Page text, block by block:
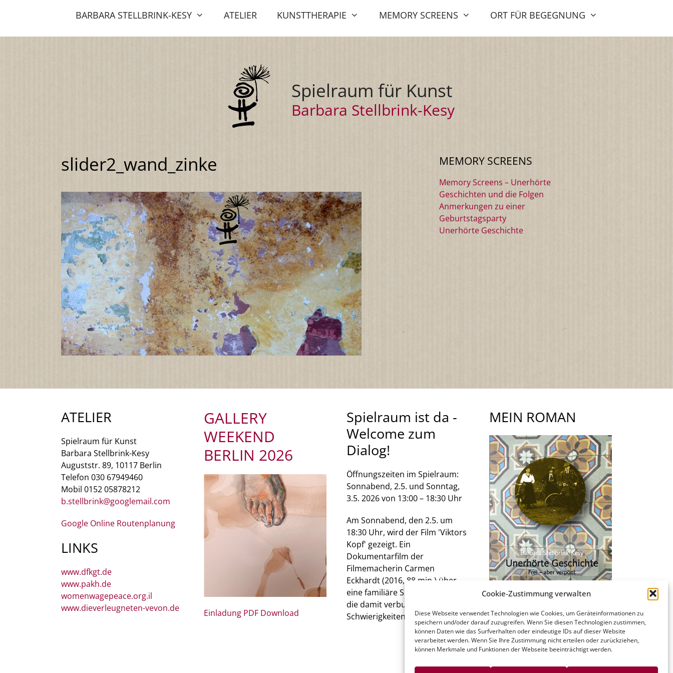
Cookie-Zustimmung verwalten
Diese Webseite verwendet Technologien wie Cookies, um Geräteinformationen zu
speichern und/oder darauf zuzugreifen. Wenn Sie diesen Technologien zustimmen,
können Daten wie das Surfverhalten oder eindeutige IDs auf dieser Website
verarbeitet werden. Wenn Sie Ihre Zustimmung nicht erteilen oder zurückziehen,
können Merkmale und Funktionen der Webseite beeinträchtigt werden.
BARBARA STELLBRINK-KESY ATELIER KUNSTTHERAPIE MEMORY SCREENS ORT FÜR BEGEGNUNG
Spielraum für Kunst
Barbara Stellbrink-Kesy
slider2_wand_zinke MEMORY SCREENS
Memory Screens – Unerhörte
Geschichten und die Folgen
Anmerkungen zu einer
Geburtstagsparty
Unerhörte Geschichte
ATELIER
Spielraum für Kunst
Barbara Stellbrink-Kesy
Auguststr. 89, 10117 Berlin
Telefon 030 67949460
Mobil 0152 05878212
b.stellbrink@googlemail.com
Google Online Routenplanung
LINKS
www.dfkgt.de
www.pakh.de
womenwagepeace.org.il
www.dieverleugneten-vevon.de
GALLERY
WEEKEND
BERLIN 2026
Einladung PDF Download
Spielraum ist da -
Welcome zum
Dialog!
Öffnungszeiten im Spielraum:
Sonnabend, 2.5. und Sonntag,
3.5. 2026 von 13:00 – 18:30 Uhr
Am Sonnabend, den 2.5. um
18:30 Uhr, wird der Film 'Viktors
Kopf' gezeigt. Ein
Dokumentarfilm der
Filmemacherin Carmen
Eckhardt (2016, 88 min.) über
eine familiäre Spurensuche und
die damit verbundenen
Schwierigkeiten.
MEIN ROMAN
Unerhörte Geschichteist im
Verlag am Turm erschienen,
Berlin 2020, 412 S., 59 Abb., 22 €
ISBN 978-3-945130-16-2